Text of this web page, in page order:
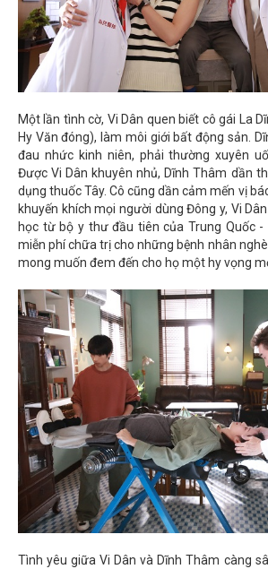
Một lần tình cờ, Vi Dân quen biết cô gái La
Hy Văn đóng), làm môi giới bất động sản.
đau nhức kinh niên, phải thường xuyên
Được Vi Dân khuyên nhủ, Dĩnh Thâm dần
dụng thuốc Tây. Cô cũng dần cảm mến vị
khuyến khích mọi người dùng Đông y, Vi
học từ bộ y thư đầu tiên của Trung Quốc -
miễn phí chữa trị cho những bệnh nhân
mong muốn đem đến cho họ một hy vọng
Tình yêu giữa Vi Dân và Dĩnh Thâm càng